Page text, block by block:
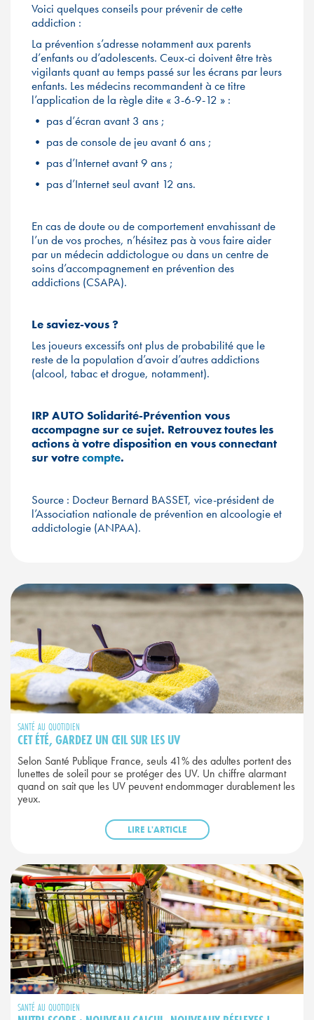
Voici quelques conseils pour prévenir de cette
addiction :
La prévention s’adresse notamment aux parents
d’enfants ou d’adolescents. Ceux-ci doivent être très
vigilants quant au temps passé sur les écrans par leurs
enfants. Les médecins recommandent à ce titre
l’application de la règle dite « 3-6-9-12 » :
• pas d’écran avant 3 ans ;
• pas de console de jeu avant 6 ans ;
• pas d’Internet avant 9 ans ;
• pas d’Internet seul avant 12 ans.
En cas de doute ou de comportement envahissant de
l’un de vos proches, n’hésitez pas à vous faire aider
par un médecin addictologue ou dans un centre de
soins d’accompagnement en prévention des
addictions (CSAPA).
Le saviez-vous ?
Les joueurs excessifs ont plus de probabilité que le
reste de la population d’avoir d’autres addictions
(alcool, tabac et drogue, notamment).
IRP AUTO Solidarité-Prévention vous
accompagne sur ce sujet. Retrouvez toutes les
actions à votre disposition en vous connectant
sur votrecompte.
Source : Docteur Bernard BASSET, vice-président de
l’Association nationale de prévention en alcoologie et
addictologie (ANPAA).
SANTÉ AU QUOTIDIEN
CET ÉTÉ, GARDEZ UN ŒIL SUR LES UV
Selon Santé Publique France, seuls 41% des adultes portent des
lunettes de soleil pour se protéger des UV. Un chiffre alarmant
quand on sait que les UV peuvent endommager durablement les
yeux.
LIRE L'ARTICLE
SANTÉ AU QUOTIDIEN